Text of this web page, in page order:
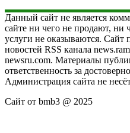
Данный сайт не является
сайте ни чего не продают, ни
услуги не оказываются. Сайт
новостей RSS канала
newsru.com. Материалы
ответственность за
Администрация сайта не
Сайт от bmb3 @ 2025